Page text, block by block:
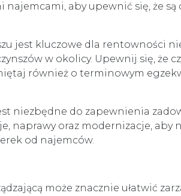
aby upewnić się, że
jest kluczowe dla rentowności
w okolicy. Upewnij się, że
również o terminowym
niezbędne do zapewnienia
oraz modernizacje, aby
od najemców.
może znacznie ułatwić